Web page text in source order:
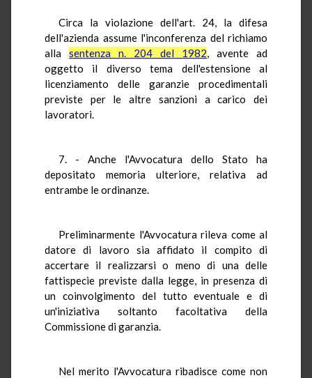
Circa la violazione dell'art. 24, la difesa
dell'azienda assume l'inconferenza del richiamo
alla sentenza n. 204 del 1982, avente ad
oggetto il diverso tema dell'estensione al
licenziamento delle garanzie procedimentali
previste per le altre sanzioni a carico dei
lavoratori.
7. - Anche l'Avvocatura dello Stato ha
depositato memoria ulteriore, relativa ad
entrambe le ordinanze.
Preliminarmente l'Avvocatura rileva come al
datore di lavoro sia affidato il compito di
accertare il realizzarsi o meno di una delle
fattispecie previste dalla legge, in presenza di
un coinvolgimento del tutto eventuale e di
un'iniziativa soltanto facoltativa della
Commissione di garanzia.
Nel merito l'Avvocatura ribadisce come non